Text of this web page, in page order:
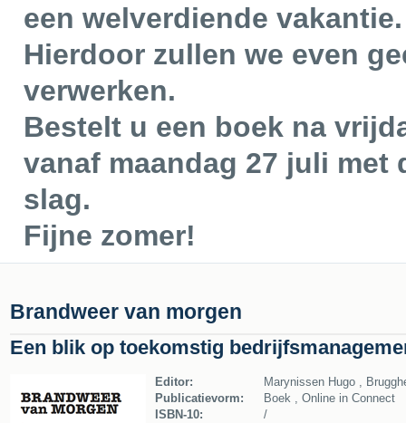
een welverdiende vakantie.
Hierdoor zullen we even
verwerken.
Bestelt u een boek na
vanaf maandag 27 juli met
slag.
Fijne zomer!
Brandweer van morgen
Een blik op toekomstig
Editor:
Marynissen Hugo ,
Publicatievorm:
Boek , Online in Connect
ISBN-10:
/